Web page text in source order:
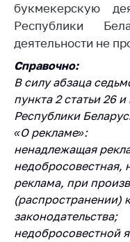
Применение
нетарифного
Биржевая
Выставочная
деятельность
Республике
Беларусь
Защита
персональных
данных
Новости
букмекерскую
Республики
деятельности не
Справочно:
В силу абзаца
пункта 2 статьи 26
Республики
«О рекламе»:
ненадлежащая
недобросовестная,
реклама, при
(распространении)
законодательства;
недобросовестной